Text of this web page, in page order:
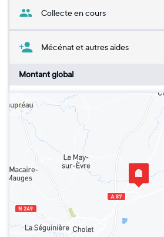
Collecte en cours
Mécénat et autres aides
Montant global